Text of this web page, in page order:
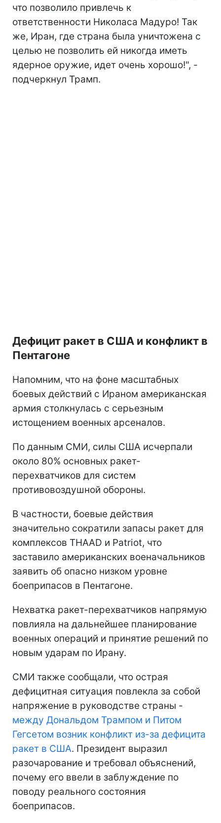
что позволило привлечь к
ответственности Николаса Мадуро! Так
же, Иран, где страна была уничтожена с
целью не позволить ей никогда иметь
ядерное оружие, идет очень хорошо!", -
подчеркнул Трамп.
Дефицит ракет в США и конфликт в
Пентагоне
Напомним, что на фоне масштабных
боевых действий с Ираном американская
армия столкнулась с серьезным
истощением военных арсеналов.
По данным СМИ, силы США исчерпали
около 80% основных ракет-
перехватчиков для систем
противовоздушной обороны.
В частности, боевые действия
значительно сократили запасы ракет для
комплексов THAAD и Patriot, что
заставило американских военачальников
заявить об опасно низком уровне
боеприпасов в Пентагоне.
Нехватка ракет-перехватчиков напрямую
повлияла на дальнейшее планирование
военных операций и принятие решений по
новым ударам по Ирану.
СМИ также сообщали, что острая
дефицитная ситуация повлекла за собой
напряжение в руководстве страны -
между Дональдом Трампом и Питом
Гегсетом возник конфликт из-за дефицита
ракет в США. Президент выразил
разочарование и требовал объяснений,
почему его ввели в заблуждение по
поводу реального состояния
боеприпасов.